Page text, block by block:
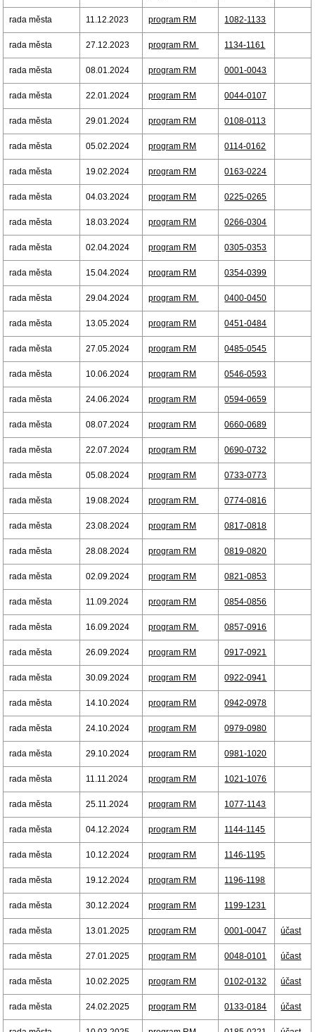
rada města 11.12.2023 program RM 1082-1133
rada města 27.12.2023 program RM 1134-1161
rada města 08.01.2024 program RM 0001-0043
rada města 22.01.2024 program RM 0044-0107
rada města 29.01.2024 program RM 0108-0113
rada města 05.02.2024 program RM 0114-0162
rada města 19.02.2024 program RM 0163-0224
rada města 04.03.2024 program RM 0225-0265
rada města 18.03.2024 program RM 0266-0304
rada města 02.04.2024 program RM 0305-0353
rada města 15.04.2024 program RM 0354-0399
rada města 29.04.2024 program RM 0400-0450
rada města 13.05.2024 program RM 0451-0484
rada města 27.05.2024 program RM 0485-0545
rada města 10.06.2024 program RM 0546-0593
rada města 24.06.2024 program RM 0594-0659
rada města 08.07.2024 program RM 0660-0689
rada města 22.07.2024 program RM 0690-0732
rada města 05.08.2024 program RM 0733-0773
rada města 19.08.2024 program RM 0774-0816
rada města 23.08.2024 program RM 0817-0818
rada města 28.08.2024 program RM 0819-0820
rada města 02.09.2024 program RM 0821-0853
rada města 11.09.2024 program RM 0854-0856
rada města 16.09.2024 program RM 0857-0916
rada města 26.09.2024 program RM 0917-0921
rada města 30.09.2024 program RM 0922-0941
rada města 14.10.2024 program RM 0942-0978
rada města 24.10.2024 program RM 0979-0980
rada města 29.10.2024 program RM 0981-1020
rada města 11.11.2024 program RM 1021-1076
rada města 25.11.2024 program RM 1077-1143
rada města 04.12.2024 program RM 1144-1145
rada města 10.12.2024 program RM 1146-1195
rada města 19.12.2024 program RM 1196-1198
rada města 30.12.2024 program RM 1199-1231
rada města 13.01.2025 program RM 0001-0047 účast
rada města 27.01.2025 program RM 0048-0101 účast
rada města 10.02.2025 program RM 0102-0132 účast
rada města 24.02.2025 program RM 0133-0184 účast